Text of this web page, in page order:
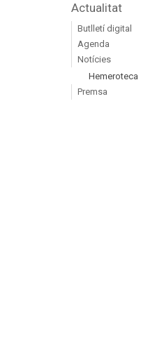
Actualitat
Butlletí digital
Agenda
Notícies
Hemeroteca
Premsa